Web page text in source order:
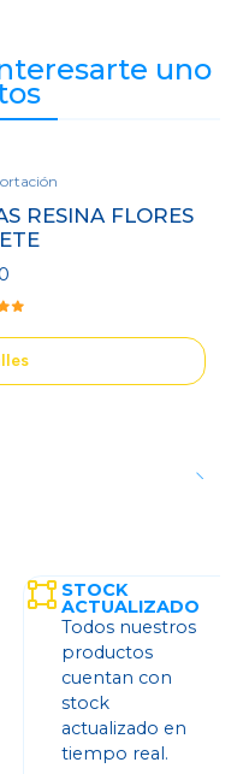
uno
RESINA FLORES
STOCK
ACTUALIZADO
Todos nuestros
productos
cuentan con
stock
actualizado en
tiempo real.